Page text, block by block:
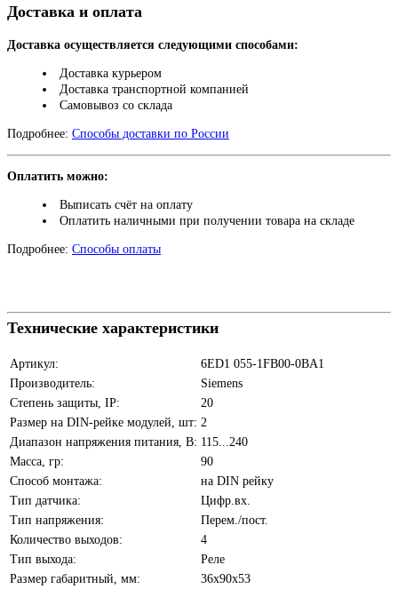
Доставка и оплата
Доставка осуществляется следующими способами:
Доставка курьером
Доставка транспортной компанией
Самовывоз со склада
Подробнее: Способы доставки по России
Оплатить можно:
Выписать счёт на оплату
Оплатить наличными при получении товара на складе
Подробнее: Способы оплаты
Технические характеристики
Артикул:
6ED1 055-1FB00-0BA1
Производитель:
Siemens
Степень защиты, IP:
20
Размер на DIN-рейке модулей, шт: 2
Диапазон напряжения питания, В: 115...240
Масса, гр:
90
Способ монтажа:
на DIN рейку
Тип датчика:
Цифр.вх.
Тип напряжения:
Перем./пост.
Количество выходов:
4
Тип выхода:
Реле
Размер габаритный, мм:
36х90х53